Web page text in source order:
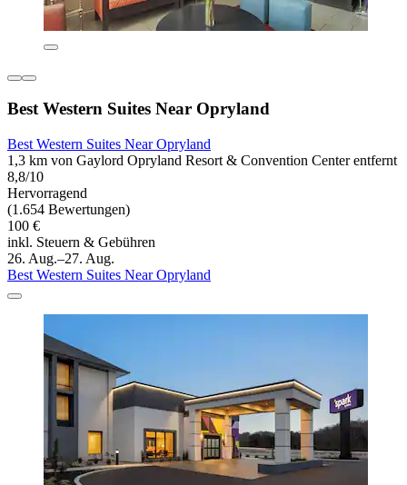
Best Western Suites Near Opryland
Best Western Suites Near Opryland
1,3 km von Gaylord Opryland Resort & Convention Center entfernt
8,8/10
Hervorragend
(1.654 Bewertungen)
100 €
inkl. Steuern & Gebühren
26. Aug.–27. Aug.
Best Western Suites Near Opryland